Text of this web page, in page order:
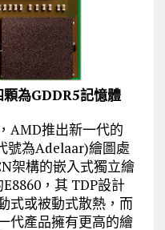
為GDDR5記憶體
AMD推出新一代的
號為Adelaar)繪圖處
架構的嵌入式獨立繪
，其 TDP設計
式或被動式散熱，而
代產品擁有更高的繪